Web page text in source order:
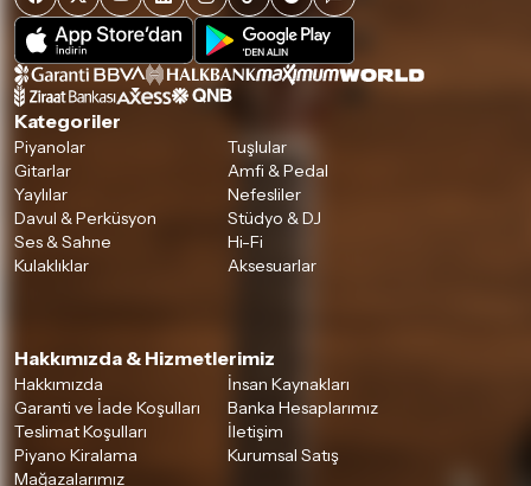
Detaylar içintıklayınız
Kategoriler
Piyanolar
Tuşlular
Gitarlar
Amfi & Pedal
Yaylılar
Nefesliler
Davul & Perküsyon
Stüdyo & DJ
Ses & Sahne
Hi-Fi
Kulaklıklar
Aksesuarlar
Hakkımızda & Hizmetlerimiz
Hakkımızda
İnsan Kaynakları
Garanti ve İade Koşulları
Banka Hesaplarımız
Teslimat Koşulları
İletişim
Piyano Kiralama
Kurumsal Satış
Mağazalarımız